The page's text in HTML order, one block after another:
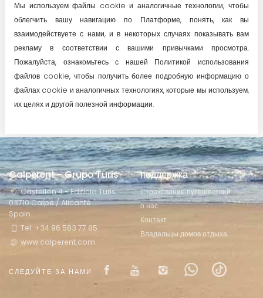
Мы используем файлы cookie и аналогичные технологии, чтобы
облегчить вашу навигацию по Платформе, понять, как вы
взаимодействуете с нами, и в некоторых случаях показывать вам
рекламу в соответствии с вашими привычками просмотра.
Пожалуйста, ознакомьтесь с нашей Политикой использования
файлов cookie, чтобы получить более подробную информацию о
файлах cookie и аналогичных технологиях, которые мы используем,
их целях и другой полезной информации.
Calperent - Grupo Turis
Castellon 4 - Edificio Turis
03710 Calpe / Alicante
Spain
Tel: +34 96 583 77 85
www.calperent.com
СЛЕДУЙТЕ ЗА НАМИ Visit our Facebook page
Visit our youtube page
Visit our
Visit our
Visit
поддержка
Страхование путешествий
о нас
Контакт
Владельцы домов отдыха